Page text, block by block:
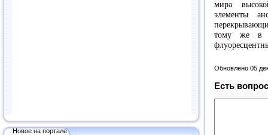
Новое на портале
мира
элементы
тому же в
Обновлено 05
Есть